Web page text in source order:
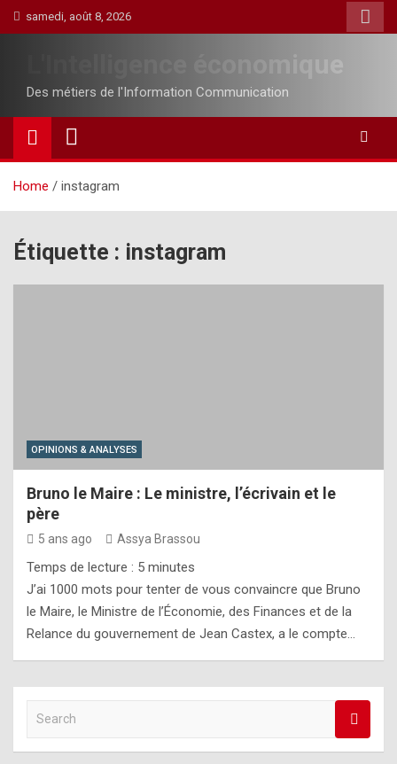
Skip
to
samedi, août 8, 2026
Des métiers de l'Information Communication
Home instagram
Étiquette : instagram
OPINIONS & ANALYSES
Bruno le Maire : Le ministre, l’écrivain et le
père
5 ans ago Assya Brassou
Temps de lecture : 5 minutes
J’ai 1000 mots pour tenter de vous convaincre que Bruno
le Maire, le Ministre de l’Économie, des Finances et de la
Relance du gouvernement de Jean Castex, a le compte…
a